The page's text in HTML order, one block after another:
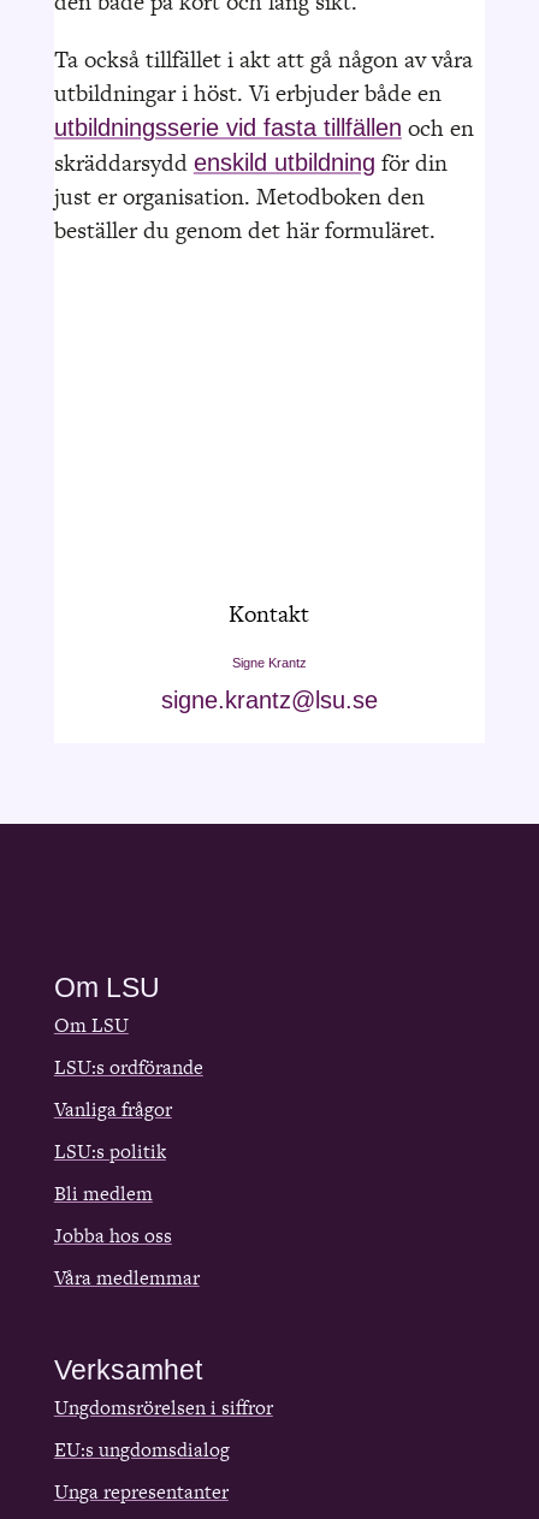
Ta också tillfället i akt att gå någon av våra
utbildningar i höst. Vi erbjuder både en
utbildningsserie vid fasta tillfällen och en
skräddarsydd enskild utbildning för din
just er organisation. Metodboken den
beställer du genom det här formuläret.
Kontakt
Signe Krantz
signe.krantz@lsu.se
Om LSU
Om LSU
LSU:s ordförande
Vanliga frågor
LSU:s politik
Bli medlem
Jobba hos oss
Våra medlemmar
Verksamhet
Ungdomsrörelsen i siffror
EU:s ungdomsdialog
Unga representanter